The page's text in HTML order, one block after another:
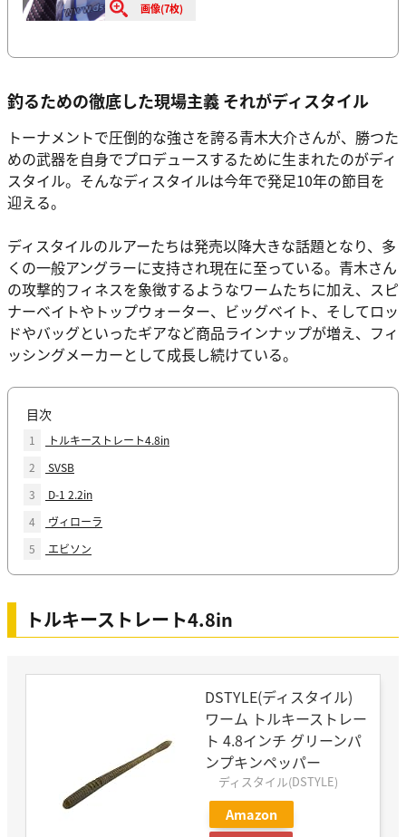
画像(7枚)
釣るための徹底した現場主義 それがディスタイル
トーナメントで圧倒的な強さを誇る青木大介さんが、勝つた
めの武器を自身でプロデュースするために生まれたのがディ
スタイル。そんなディスタイルは今年で発足10年の節目を
迎える。
ディスタイルのルアーたちは発売以降大きな話題となり、多
くの一般アングラーに支持され現在に至っている。青木さん
の攻撃的フィネスを象徴するようなワームたちに加え、スピ
ナーベイトやトップウォーター、ビッグベイト、そしてロッ
ドやバッグといったギアなど商品ラインナップが増え、フィ
ッシングメーカーとして成長し続けている。
目次
1
トルキーストレート4.8in
2
SVSB
3
D-1 2.2in
4
ヴィローラ
5
エビソン
トルキーストレート4.8in
DSTYLE(ディスタイル)
ワーム トルキーストレー
ト 4.8インチ グリーンパ
ンプキンペッパー
ディスタイル(DSTYLE)
Amazon